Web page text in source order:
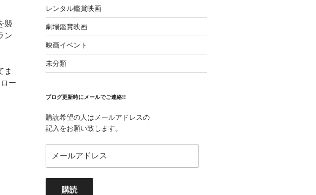
襲
ン
ま
ー
レンタル鑑賞映画
劇場鑑賞映画
映画イベント
未分類
ブログ更新時にメールでご連絡!!
購読希望の人はメールアドレスの
記入をお願い致します。
ア
購読